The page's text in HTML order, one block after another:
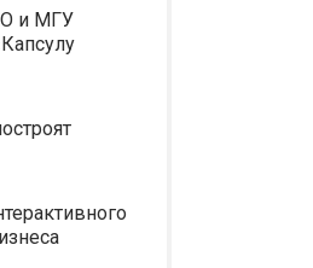
и МГУ